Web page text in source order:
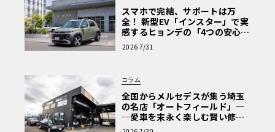
スマホで完結、サポートは万
全！ 新型EV「インスター」で実
感するヒョンデの「4つの安心」
【第1回・ヒョンデ6つの疑問：
Why? Hyundai?】〈PR〉
2026 7/31
コラム
全国からメルセデスが集う埼玉
の名店「オートフィールド」─
─愛車を末永く楽しむ賢い修理
術と、プロがフックス製オイル